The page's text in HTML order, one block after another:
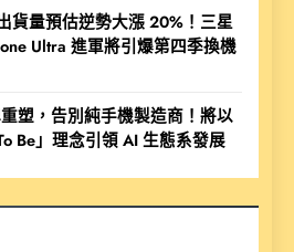
貨量預估逆勢大漲 20%！三星
Ultra 進軍將引爆第四季換機
塑，告別純手機製造商！將以
Be」理念引領 AI 生態系發展